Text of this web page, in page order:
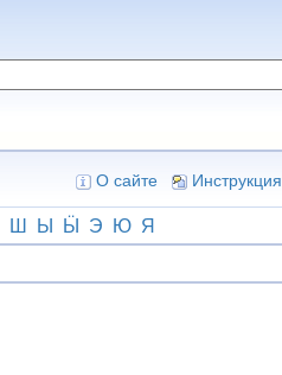
О сайте Инструкция
Ш Ы Ӹ Э Ю Я